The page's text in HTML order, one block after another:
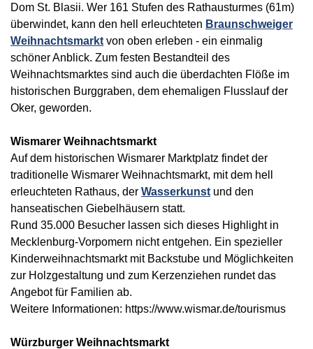
Dom St. Blasii. Wer 161 Stufen des Rathausturmes (61m)
überwindet, kann den hell erleuchteten Braunschweiger
Weihnachtsmarkt von oben erleben - ein einmalig
schöner Anblick. Zum festen Bestandteil des
Weihnachtsmarktes sind auch die überdachten Flöße im
historischen Burggraben, dem ehemaligen Flusslauf der
Oker, geworden.
Wismarer Weihnachtsmarkt
Auf dem historischen Wismarer Marktplatz findet der
traditionelle Wismarer Weihnachtsmarkt, mit dem hell
erleuchteten Rathaus, der Wasserkunst und den
hanseatischen Giebelhäusern statt.
Rund 35.000 Besucher lassen sich dieses Highlight in
Mecklenburg-Vorpomern nicht entgehen. Ein spezieller
Kinderweihnachtsmarkt mit Backstube und Möglichkeiten
zur Holzgestaltung und zum Kerzenziehen rundet das
Angebot für Familien ab.
Weitere Informationen: https://www.wismar.de/tourismus
Würzburger Weihnachtsmarkt